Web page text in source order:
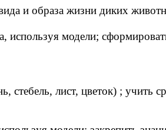
и образа жизни диких
используя модели;
стебель, лист, цветок) ; учить